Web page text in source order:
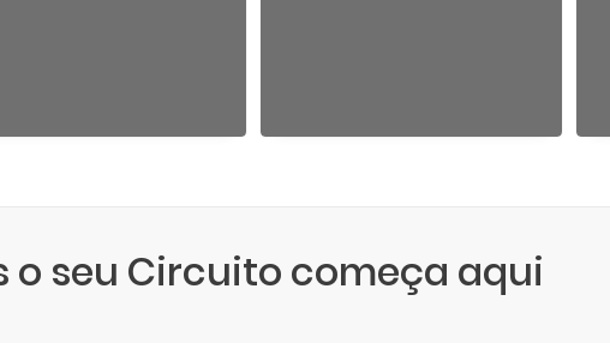
o seu Circuito começa aqui